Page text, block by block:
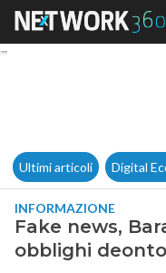
Ultimi articoli Digital
INFORMAZIONE
Fake news,
obblighi